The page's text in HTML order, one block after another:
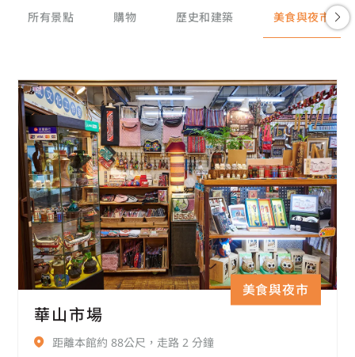
所有景點 購物 歷史和建築 美食與夜市
美食與夜市
華山市場
距離本館約 88公尺，走路 2 分鐘